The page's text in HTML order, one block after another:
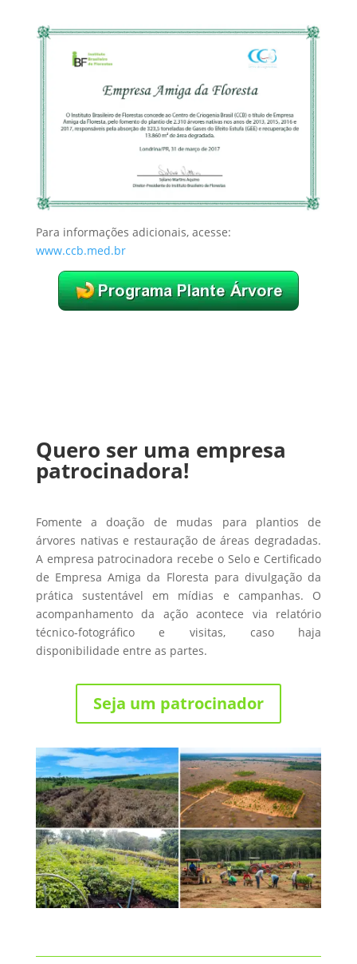
Para informações adicionais, acesse:
www.ccb.med.br
Quero ser uma empresa
patrocinadora!
Fomente a doação de mudas para plantios de
árvores nativas e restauração de áreas degradadas.
A empresa patrocinadora recebe o Selo e Certificado
de Empresa Amiga da Floresta para divulgação da
prática sustentável em mídias e campanhas. O
acompanhamento da ação acontece via relatório
técnico-fotográfico e visitas, caso haja
disponibilidade entre as partes.
Seja um patrocinador